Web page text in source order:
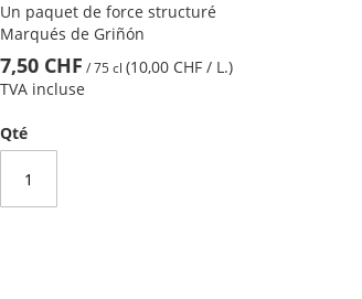
Un paquet de force structuré
Marqués de Griñón
7,50 CHF /75 cl (10,00 CHF / L.)
TVA incluse
Qté